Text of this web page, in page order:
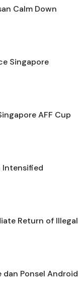
Calm Down
Singapore
AFF Cup
Return of Illegal
dan Ponsel Android